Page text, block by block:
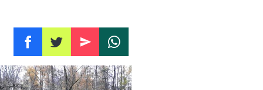
f t e w